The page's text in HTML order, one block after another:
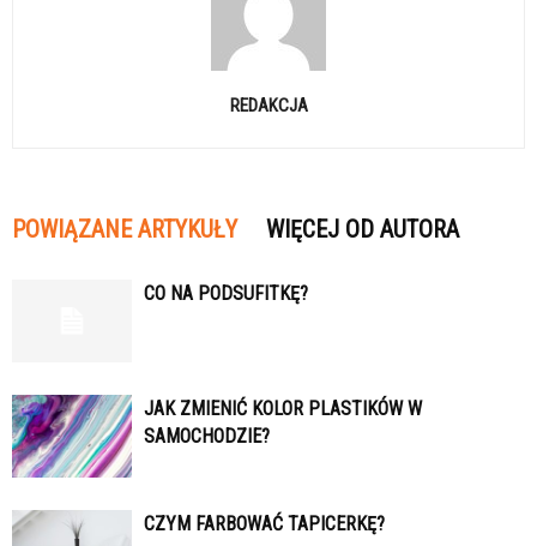
REDAKCJA
POWIĄZANE ARTYKUŁY WIĘCEJ OD AUTORA
CO NA PODSUFITKĘ?
JAK ZMIENIĆ KOLOR PLASTIKÓW W
SAMOCHODZIE?
CZYM FARBOWAĆ TAPICERKĘ?